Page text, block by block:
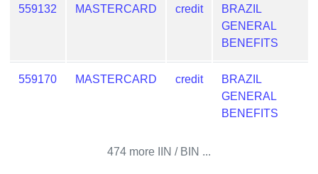
Credit
BIN
Credit
559132 MASTERCARD credit
BRAZIL
GENERAL
BENEFITS
559170 MASTERCARD credit
BRAZIL
GENERAL
BENEFITS
474 more IIN / BIN ...